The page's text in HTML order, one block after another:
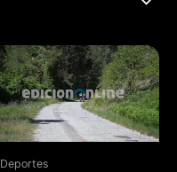
Deportes